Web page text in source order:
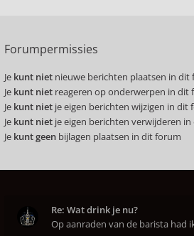
Forumpermissies
Je kunt niet nieuwe berichten plaatsen in dit
Je kunt niet reageren op onderwerpen in dit
Je kunt niet je eigen berichten wijzigen in dit
Je kunt niet je eigen berichten verwijderen
Je kunt geen bijlagen plaatsen in dit forum
Re: Wat drink je nu?
Op aanraden van de barista had